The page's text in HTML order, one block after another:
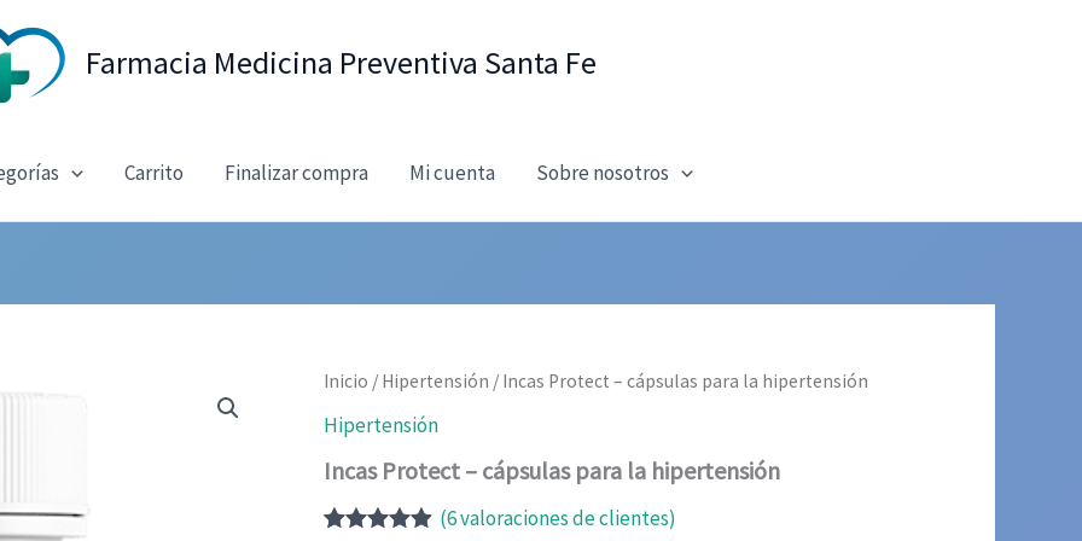
Farmacia Medicina Preventiva Santa Fe
Carrito Finalizar compra Mi cuenta Sobre nosotros
Inicio / Hipertensión / Incas Protect – cápsulas para la hipertensión
Hipertensión
Incas Protect – cápsulas para la hipertensión
(6valoraciones de clientes)